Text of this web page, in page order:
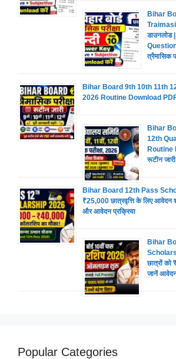
Bihar
त्रैमासिक
Bihar Board 9th 10th 11th
2026 Routine Download
Bihar
12th
Routine
रूटीन
Bihar Board 12th Pass
₹25,000 छात्रवृत्ति के लिए आवेदन
और आवेदन प्रक्रिया
Bihar
छात्रों को
जानें आवेदन
Popular Categories